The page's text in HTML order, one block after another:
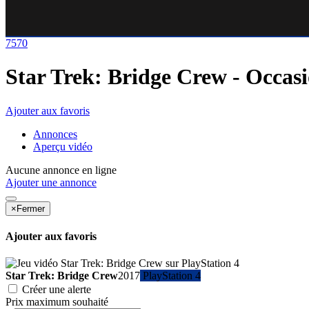
7570
Star Trek: Bridge Crew -
Ajouter aux favoris
Annonces
Aperçu vidéo
Aucune annonce en ligne
Ajouter une annonce
× Fermer
Ajouter aux favoris
Star Trek: Bridge Crew2017 PlayStation 4
Créer une alerte
Prix maximum souhaité